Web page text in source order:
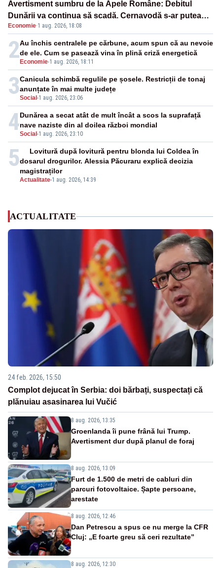
Avertisment sumbru de la Apele Române: Debitul
Dunării va continua să scadă. Cernavodă s-ar putea
închide în 4 zile
Economie·1 aug. 2026, 18:08
2 Economie-1 aug. 2026, 18:11
Au închis centralele pe cărbune, acum spun că au nevoie
de ele. Cum se pasează vina în plină criză energetică
3Social -1 aug. 2026, 23:06
Canicula schimbă regulile pe șosele. Restricții de tonaj
anunțate în mai multe județe
4Social -1 aug. 2026, 23:10
Dunărea a secat atât de mult încât a scos la suprafață
nave naziste din al doilea război mondial
5
Actualitate-1 aug. 2026, 14:39
Lovitură după lovitură pentru blonda lui Coldea în
dosarul drogurilor. Alessia Păcuraru explică decizia
magistraților
ACTUALITATE
24 feb. 2026, 15:50
Complot dejucat în Serbia: doi bărbați, suspectați că
plănuiau asasinarea lui Vučić
8 aug. 2026, 13:35
Groenlanda îi pune frână lui Trump.
Avertisment dur după planul de foraj
8 aug. 2026, 13:09
Furt de 1.500 de metri de cabluri din
parcuri fotovoltaice. Șapte persoane,
arestate
8 aug. 2026, 12:46
Dan Petrescu a spus ce nu merge la CFR
Cluj: „E foarte greu să ceri rezultate”
8 aug. 2026, 12:30